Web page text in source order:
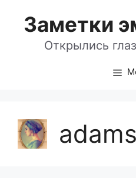
contentЗаметки
Открылись